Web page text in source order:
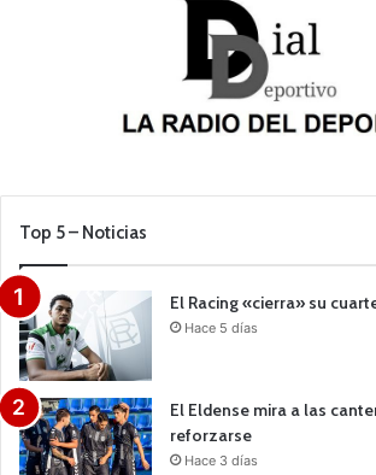
Top 5 – Noticias
El Racing «cierra» su
Hace 5 días
El Eldense mira a las
reforzarse
Hace 3 días